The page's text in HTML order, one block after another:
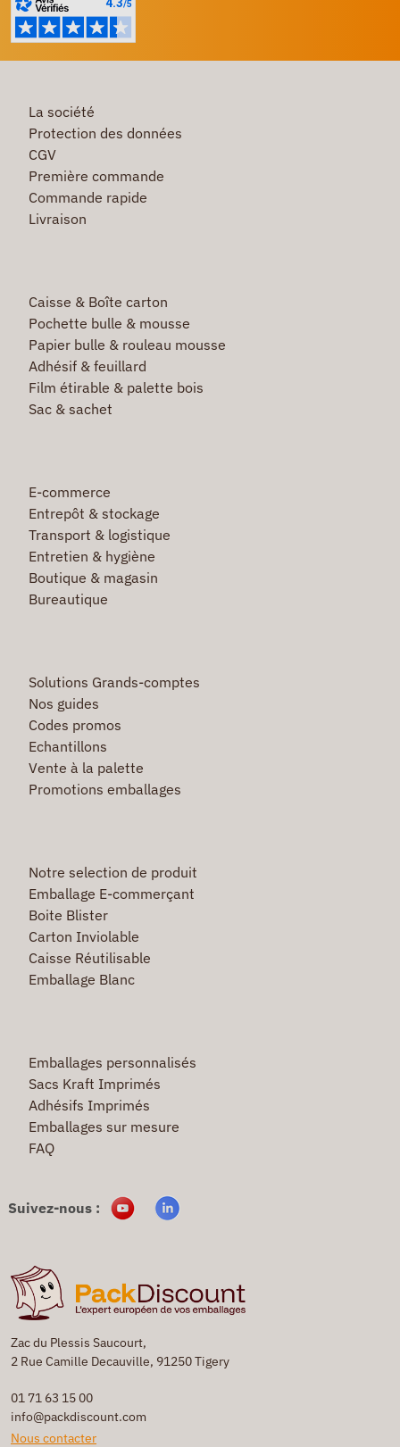
Zac du Plessis Saucourt,
2 Rue Camille Decauville, 91250 Tigery
01 71 63 15 00
info@packdiscount.com
Nous contacter
La société
Protection des données
CGV
Première commande
Commande rapide
Livraison
Caisse & Boîte carton
Pochette bulle & mousse
Papier bulle & rouleau mousse
Adhésif & feuillard
Film étirable & palette bois
Sac & sachet
E-commerce
Entrepôt & stockage
Transport & logistique
Entretien & hygiène
Boutique & magasin
Bureautique
Solutions Grands-comptes
Nos guides
Codes promos
Echantillons
Vente à la palette
Promotions emballages
Notre selection de produit
Emballage E-commerçant
Boite Blister
Carton Inviolable
Caisse Réutilisable
Emballage Blanc
Emballages personnalisés
Sacs Kraft Imprimés
Adhésifs Imprimés
Emballages sur mesure
FAQ
Suivez-nous :